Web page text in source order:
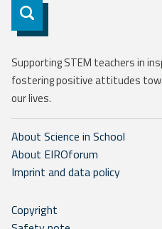
Subscribe
Supporting STEM teachers in
fostering positive attitudes
our lives.
About Science in School
About EIROforum
Imprint and data policy
Copyright